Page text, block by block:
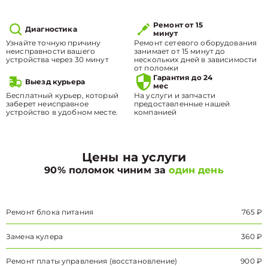
Диагностика
Узнайте точную причину
неисправности вашего
устройства через 30 минут
Ремонт от 15
минут
Ремонт сетевого оборудования
занимает от 15 минут до
нескольких дней в зависимости
от поломки
Выезд курьера
Бесплатный курьер, который
заберет неисправное
устройство в удобном месте.
Гарантия до 24
мес
На услуги и запчасти
предоставленные нашей
компанией
Цены на услуги
90% поломок чиним заодин день
Ремонт блока питания 765 ₽
Замена кулера 360 ₽
Ремонт платы управления (восстановление) 900 ₽